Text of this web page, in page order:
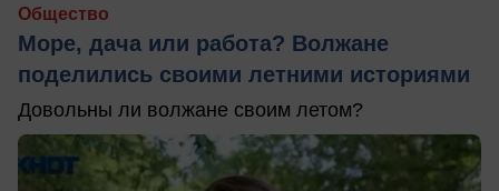
Общество
Море, дача или работа? Волжане
поделились своими летними историями
Довольны ли волжане своим летом?